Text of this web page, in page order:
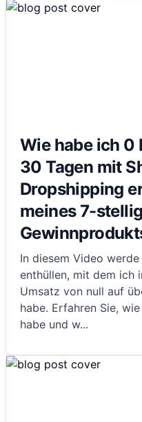
Wie habe ich 0
30 Tagen mit
Dropshipping
meines 7-
In diesem Video
enthüllen, mit dem ich
Umsatz von null auf
habe. Erfahren Sie,
habe und w...